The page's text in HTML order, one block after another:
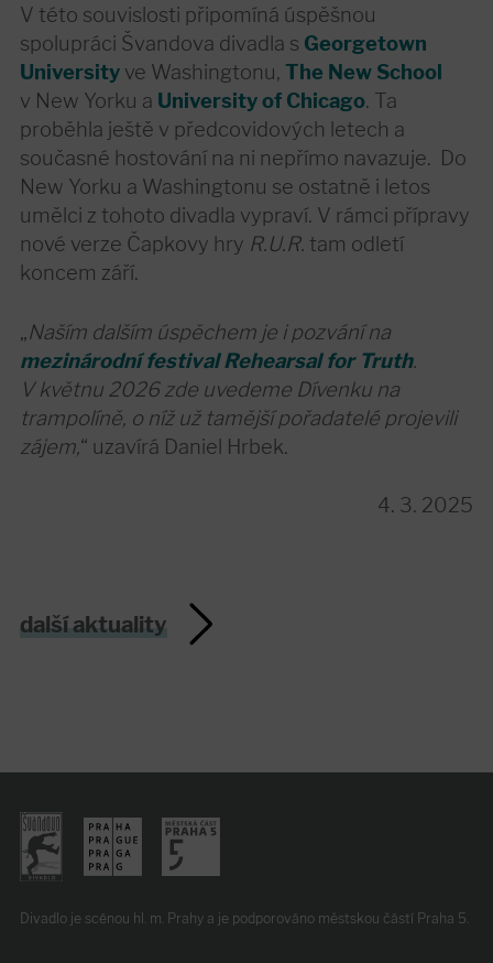
V této souvislosti připomíná úspěšnou
spolupráci Švandova divadla s Georgetown
University ve Washingtonu,The New School
v New Yorku a University of Chicago. Ta
proběhla ještě v předcovidových letech a
současné hostování na ni nepřímo navazuje. Do
New Yorku a Washingtonu se ostatně i letos
umělci z tohoto divadla vypraví. V rámci přípravy
nové verze Čapkovy hry R.U.R. tam odletí
koncem září.
„Naším dalším úspěchem je i pozvání na
mezinárodní festival Rehearsal for Truth.
V květnu 2026 zde uvedeme Dívenku na
trampolíně, o níž už tamější pořadatelé projevili
zájem,“ uzavírá Daniel Hrbek.
4. 3. 2025
další aktuality
Divadlo je scénou hl. m. Prahy a je podporováno městskou částí Praha 5.